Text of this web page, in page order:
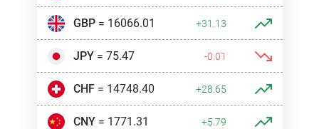
GBP= 16066.01 +31.13
JPY= 75.47 -0.01
CHF= 14748.40 +28.65
CNY= 1771.31 +5.79